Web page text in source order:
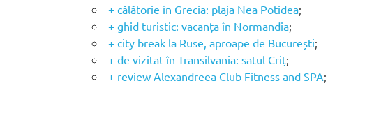
+ călătorie în Grecia: plaja Nea Potidea;
+ ghid turistic: vacanța în Normandia;
+ city break la Ruse, aproape de București;
+ de vizitat în Transilvania: satul Criț;
+ review Alexandreea Club Fitness and SPA;